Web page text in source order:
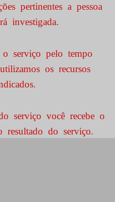
pertinentes a pessoa
investigada.
serviço pelo tempo
os recursos
serviço você recebe o
resultado do serviço.